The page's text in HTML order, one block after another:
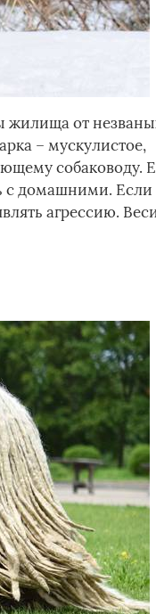
жилища от
– мускулистое,
собаководу.
с домашними. Если
агрессию.